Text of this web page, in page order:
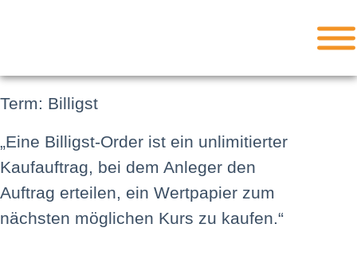
Term: Billigst
„Eine Billigst-Order ist ein unlimitierter
Kaufauftrag, bei dem Anleger den
Auftrag erteilen, ein Wertpapier zum
nächsten möglichen Kurs zu kaufen.“